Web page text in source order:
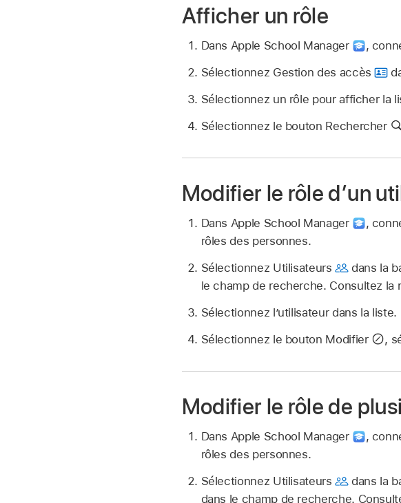
Afficher un rôle
Dans Apple School Manager ,
Sélectionnez Gestion des accès
Sélectionnez un rôle pour afficher la
Sélectionnez le bouton Rechercher
Modifier le rôle d’un
Dans Apple School Manager ,
rôles des personnes.
Sélectionnez Utilisateurs
dans la
le champ de recherche. Consultez la
Sélectionnez l’utilisateur dans la liste.
Sélectionnez le bouton Modifier
,
Modifier le rôle de
Dans Apple School Manager ,
rôles des personnes.
Sélectionnez Utilisateurs
dans la
dans le champ de recherche.